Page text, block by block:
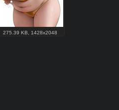
275.39 KB
1428x2048